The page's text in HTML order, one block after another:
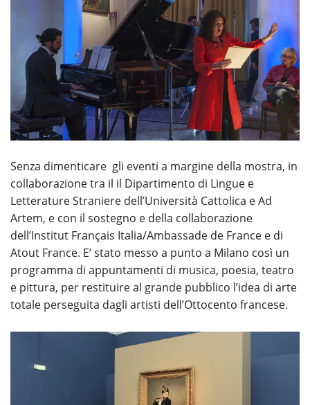
Senza dimenticare gli eventi a margine della mostra, in
collaborazione tra il il Dipartimento di Lingue e
Letterature Straniere dell’Università Cattolica e Ad
Artem, e con il sostegno e della collaborazione
dell’Institut Français Italia/Ambassade de France e di
Atout France. E’ stato messo a punto a Milano così un
programma di appuntamenti di musica, poesia, teatro
e pittura, per restituire al grande pubblico l’idea di arte
totale perseguita dagli artisti dell’Ottocento francese.